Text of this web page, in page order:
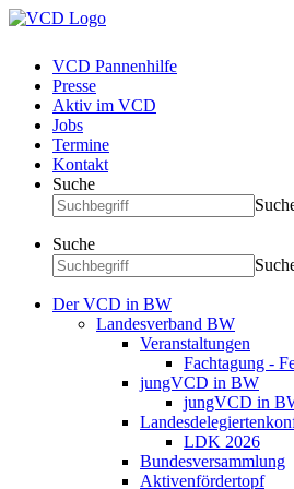
VCD Pannenhilfe
Presse
Aktiv im VCD
Jobs
Termine
Kontakt
Suche
Suche
Der VCD in BW
Landesverband BW
Veranstaltungen
Fachtagung -
jungVCD in BW
jungVCD in
LDK 2026
Bundesversammlung
Aktivenfördertopf